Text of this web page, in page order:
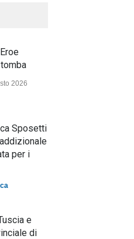
2026
Sposetti
per i
e
di